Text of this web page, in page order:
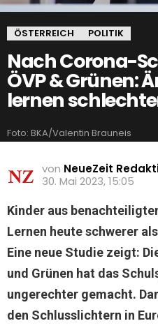
ÖSTERREICH POLITIK
Nach Corona-
ÖVP & Grünen:
lernen
Foto: BKA/Valentin Brauneis
von NeueZeit
30. Mai 2023, 15:05
Kinder aus
Lernen heute schwerer
Eine neue Studie zeigt:
und Grünen hat das
ungerechter gemacht.
den Schlusslichtern in